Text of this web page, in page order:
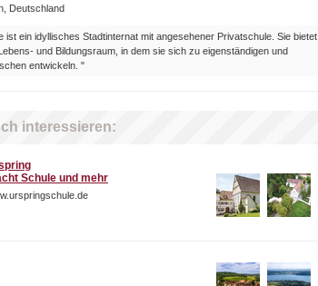
Deutschland
ist ein idyllisches Stadtinternat mit angesehener Privatschule. Sie bietet
und Bildungsraum, in dem sie sich zu eigenständigen und
entwickeln. "
interessieren:
Schule und mehr